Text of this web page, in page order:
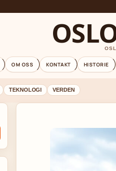
OM OSS KONTAKT HISTORIE
TEKNOLOGI VERDEN